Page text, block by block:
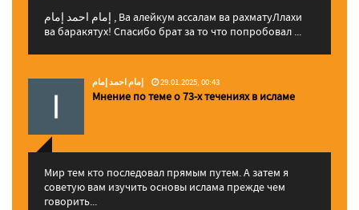
إمام احمد إمام , Ва алейкум ассалам ва рахматуЛлахи
ва баракятух! Спасибо брат за то что попробовал ...
إمام احمد إمام 29.01.2025, 00:43
Мнение по теме о 73-х течениях в исламе
Мир тем кто последовал прямым путем. А затем я
советую вам изучить основы ислама прежде чем
говорить...